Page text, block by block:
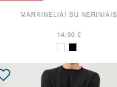
MARKINELIAI SU NERINIAIS
14.90 €